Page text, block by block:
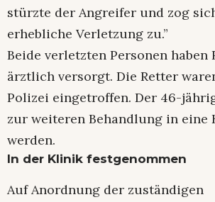
stürzte der Angreifer und zog
erhebliche Verletzung zu.”
Beide verletzten Personen haben
ärztlich versorgt. Die Retter
Polizei eingetroffen. Der 46-
zur weiteren Behandlung in eine
werden.
In der Klinik festgenommen
Auf Anordnung der zuständigen